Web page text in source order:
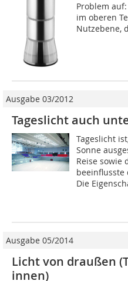
Problem
im oberen
Nutzebene,
Ausgabe 03/2012
Tageslicht auch
Tageslicht
Sonne
Reise sowie
beeinflusste
Die
Ausgabe 05/2014
Licht von draußen
innen)